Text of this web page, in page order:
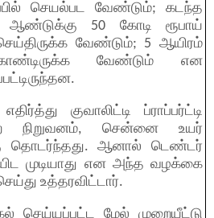
செயல்பட வேண்டும்; கடந்த
50 கோடி ரூபாய்
வேண்டும்; 5 ஆயிரம்
வேண்டும் என
குவாலிட்டி ப்ராப்பர்ட்டி
நிறுவனம், சென்னை உயர்
தொடர்ந்தது. ஆனால் டெண்டர்
முடியாது என அந்த வழக்கை
உத்தரவிட்டார்.
செய்யப்பட்ட மேல் முறையீட்டு